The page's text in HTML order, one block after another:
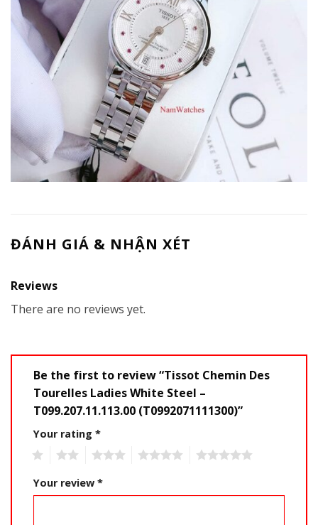
ĐÁNH GIÁ & NHẬN XÉT
Reviews
There are no reviews yet.
Be the first to review “Tissot Chemin Des
Tourelles Ladies White Steel –
T099.207.11.113.00 (T0992071111300)”
Your rating *
Your review *